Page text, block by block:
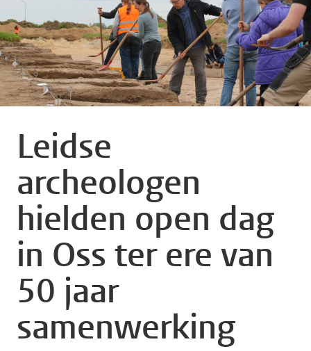
Leidse
archeologen
hielden open dag
in Oss ter ere van
50 jaar
samenwerking